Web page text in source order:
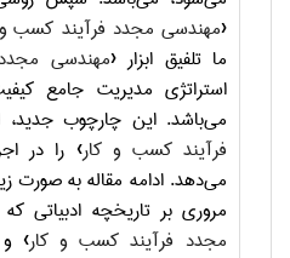
‹مهندسی مجدد فرآیند کسب
ما تلفیق ابزار ‹مهندسی
استراتژی مدیریت جامع
می‌باشد. این چارچوب جدید،
فرآیند کسب و کار› را در
می‌دهد. ادامه مقاله به
مروری بر تاریخچه ادبیاتی
مجدد فرآیند کسب و کار›